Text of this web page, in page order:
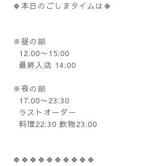
🍀本日のごしまタイムは🍀
※昼の部
12:00〜15:00
最終入店 14:00
※夜の部
17:00〜23:30
ラストオーダー
料理22:30 飲物23:00
🍀🍀🍀🍀🍀🍀🍀🍀🍀🍀